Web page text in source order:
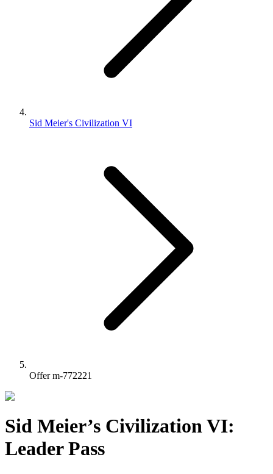
Sid Meier's Civilization VI
Offer m-772221
Sid Meier’s Civilization VI:
Leader Pass